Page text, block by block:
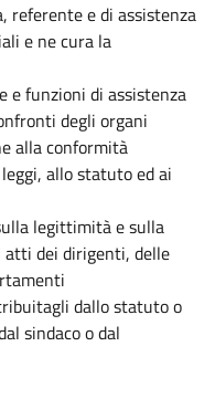
referente e di assistenza
e ne cura la
e funzioni di assistenza
degli organi
alla conformità
allo statuto ed ai
legittimità e sulla
dei dirigenti, delle
dallo statuto o
sindaco o dal